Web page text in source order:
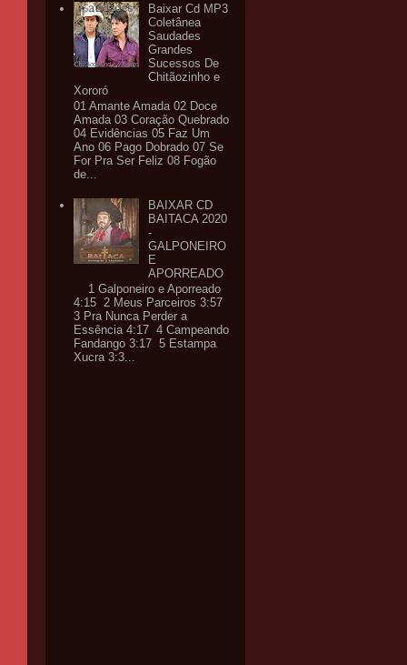
Baixar Cd MP3
Coletânea
Saudades
Grandes
Sucessos De
Chitãozinho e
Xororó
01 Amante Amada 02 Doce
Amada 03 Coração Quebrado
04 Evidências 05 Faz Um
Ano 06 Pago Dobrado 07 Se
For Pra Ser Feliz 08 Fogão
de...
BAIXAR CD
BAITACA 2020
-
GALPONEIRO
E
APORREADO
1 Galponeiro e Aporreado
4:15 2 Meus Parceiros 3:57
3 Pra Nunca Perder a
Essência 4:17 4 Campeando
Fandango 3:17 5 Estampa
Xucra 3:3...